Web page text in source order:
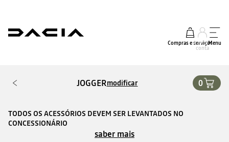
Compras e serviços
A minha
conta
Menu
JOGGERmodificar 0
TODOS OS ACESSÓRIOS DEVEM SER LEVANTADOS NO
CONCESSIONÁRIO
saber mais